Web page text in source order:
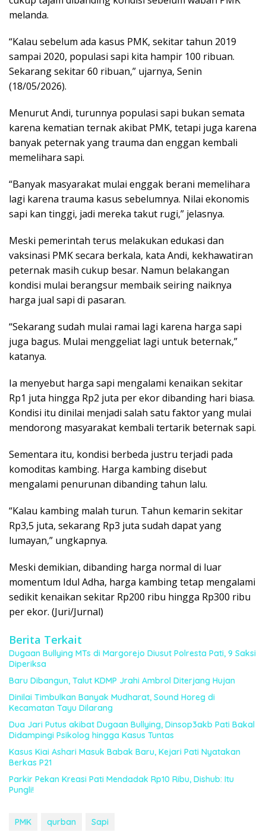
melanda.
“Kalau sebelum ada kasus PMK, sekitar tahun 2019
sampai 2020, populasi sapi kita hampir 100 ribuan.
Sekarang sekitar 60 ribuan,” ujarnya, Senin
(18/05/2026).
Menurut Andi, turunnya populasi sapi bukan semata
karena kematian ternak akibat PMK, tetapi juga karena
banyak peternak yang trauma dan enggan kembali
memelihara sapi.
“Banyak masyarakat mulai enggak berani memelihara
lagi karena trauma kasus sebelumnya. Nilai ekonomis
sapi kan tinggi, jadi mereka takut rugi,” jelasnya.
Meski pemerintah terus melakukan edukasi dan
vaksinasi PMK secara berkala, kata Andi, kekhawatiran
peternak masih cukup besar. Namun belakangan
kondisi mulai berangsur membaik seiring naiknya
harga jual sapi di pasaran.
“Sekarang sudah mulai ramai lagi karena harga sapi
juga bagus. Mulai menggeliat lagi untuk beternak,”
katanya.
Ia menyebut harga sapi mengalami kenaikan sekitar
Rp1 juta hingga Rp2 juta per ekor dibanding hari biasa.
Kondisi itu dinilai menjadi salah satu faktor yang mulai
mendorong masyarakat kembali tertarik beternak sapi.
Sementara itu, kondisi berbeda justru terjadi pada
komoditas kambing. Harga kambing disebut
mengalami penurunan dibanding tahun lalu.
“Kalau kambing malah turun. Tahun kemarin sekitar
Rp3,5 juta, sekarang Rp3 juta sudah dapat yang
lumayan,” ungkapnya.
Meski demikian, dibanding harga normal di luar
momentum Idul Adha, harga kambing tetap mengalami
sedikit kenaikan sekitar Rp200 ribu hingga Rp300 ribu
per ekor. (Juri/Jurnal)
Berita Terkait
Dugaan Bullying MTs di Margorejo Diusut Polresta Pati, 9 Saksi
Diperiksa
Baru Dibangun, Talut KDMP Jrahi Ambrol Diterjang Hujan
Dinilai Timbulkan Banyak Mudharat, Sound Horeg di
Kecamatan Tayu Dilarang
Dua Jari Putus akibat Dugaan Bullying, Dinsop3akb Pati Bakal
Didampingi Psikolog hingga Kasus Tuntas
Kasus Kiai Ashari Masuk Babak Baru, Kejari Pati Nyatakan
Berkas P21
Parkir Pekan Kreasi Pati Mendadak Rp10 Ribu, Dishub: Itu
Pungli!
PMK qurban Sapi